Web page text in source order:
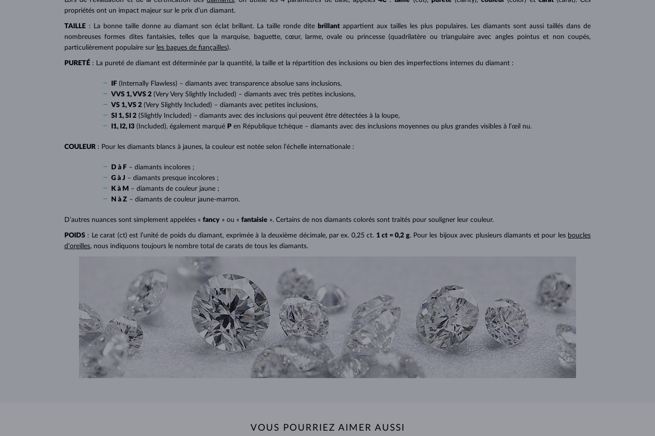
propriétés ont un impact majeur sur le prix d’un diamant.
TAILLE : La bonne taille donne au diamant son éclat brillant. La taille ronde dite brillant appartient aux tailles les plus populaires. Les diamants sont aussi taillés dans de
nombreuses formes dites fantaisies, telles que la marquise, baguette, cœur, larme, ovale ou princesse (quadrilatère ou triangulaire avec angles pointus et non coupés,
particulièrement populaire sur les bagues de fiançailles).
PURETÉ : La pureté de diamant est déterminée par la quantité, la taille et la répartition des inclusions ou bien des imperfections internes du diamant :
IF (Internally Flawless) – diamants avec transparence absolue sans inclusions,
VVS 1, VVS 2 (Very Very Slightly Included) – diamants avec très petites inclusions,
VS 1, VS 2 (Very Slightly Included) – diamants avec petites inclusions,
SI 1, SI 2 (Slightly Included) – diamants avec des inclusions qui peuvent être détectées à la loupe,
I1, I2, I3 (Included), également marqué P en République tchèque – diamants avec des inclusions moyennes ou plus grandes visibles à l’œil nu.
COULEUR : Pour les diamants blancs à jaunes, la couleur est notée selon l’échelle internationale :
D à F – diamants incolores ;
G à J – diamants presque incolores ;
K à M – diamants de couleur jaune ;
N à Z – diamants de couleur jaune-marron.
D’autres nuances sont simplement appelées « fancy » ou « fantaisie ». Certains de nos diamants colorés sont traités pour souligner leur couleur.
POIDS : Le carat (ct) est l’unité de poids du diamant, exprimée à la deuxième décimale, par ex. 0,25 ct. 1 ct = 0,2 g. Pour les bijoux avec plusieurs diamants et pour les boucles
d’oreilles, nous indiquons toujours le nombre total de carats de tous les diamants.
VOUS POURRIEZ AIMER AUSSI